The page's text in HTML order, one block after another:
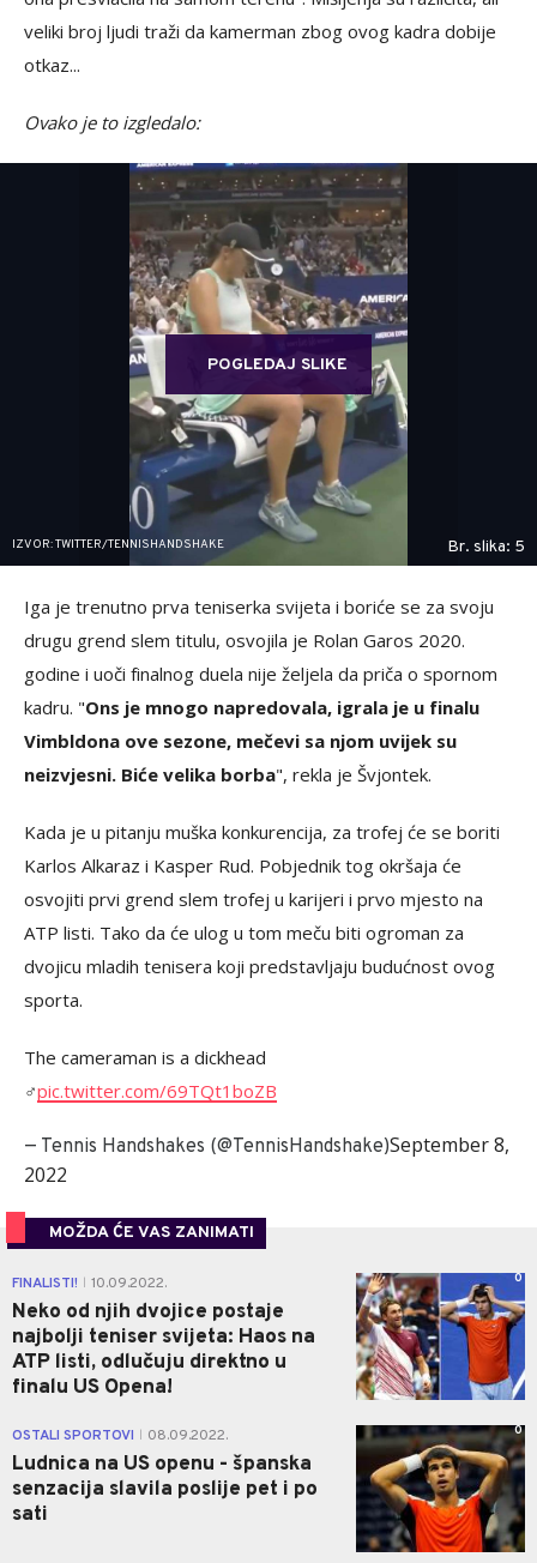
veliki broj ljudi traži da kamerman zbog ovog kadra dobije
otkaz...
Ovako je to izgledalo:
POGLEDAJ SLIKE
IZVOR: TWITTER/TENNISHANDSHAKE Br. slika: 5
Iga je trenutno prva teniserka svijeta i boriće se za svoju
drugu grend slem titulu, osvojila je Rolan Garos 2020.
godine i uoči finalnog duela nije željela da priča o spornom
kadru. "Ons je mnogo napredovala, igrala je u finalu
Vimbldona ove sezone, mečevi sa njom uvijek su
neizvjesni. Biće velika borba", rekla je Švjontek.
Kada je u pitanju muška konkurencija, za trofej će se boriti
Karlos Alkaraz i Kasper Rud. Pobjednik tog okršaja će
osvojiti prvi grend slem trofej u karijeri i prvo mjesto na
ATP listi. Tako da će ulog u tom meču biti ogroman za
dvojicu mladih tenisera koji predstavljaju budućnost ovog
sporta.
The cameraman is a dickhead
‍♂️pic.twitter.com/69TQt1boZB
— Tennis Handshakes (@TennisHandshake)September 8,
2022
MOŽDA ĆE VAS ZANIMATI
FINALISTI! 10.09.2022.
Neko od njih dvojice postaje
najbolji teniser svijeta: Haos na
ATP listi, odlučuju direktno u
finalu US Opena!
0
OSTALI SPORTOVI 08.09.2022.
Ludnica na US openu - španska
senzacija slavila poslije pet i po
sati
0